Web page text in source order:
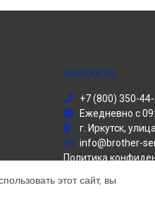
КОНТАКТЫ
+7 (800) 350-
Ежедневно с
г. Иркутск,
info@brother-
Политика
Способы оплаты
этот сайт, вы